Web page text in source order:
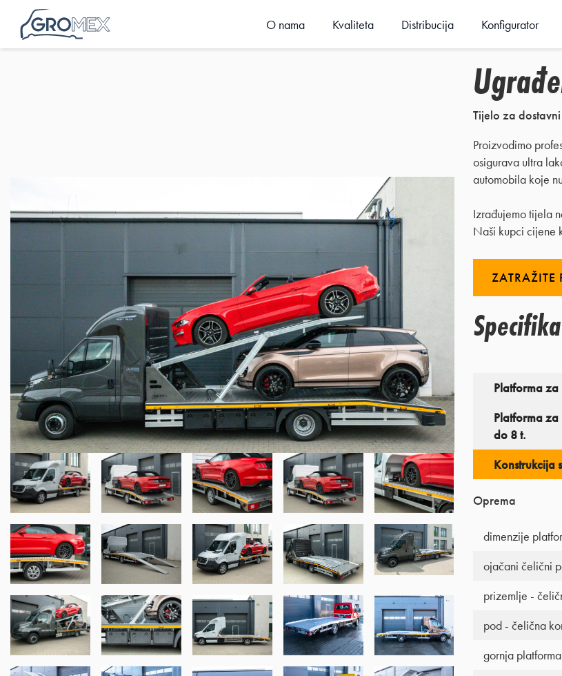
O nama Kvaliteta Distribucija Konfigurator
Tijelo za
Proizvodimo
osigurava ultra
automobila koje
Izrađujemo tijela
Naši kupci cijene
ZATRAŽITE
Platforma
Platforma
do 8 t.
Konstrukcija
Oprema
dimenzije
ojačani čelični
prizemlje -
pod - čelična
gornja